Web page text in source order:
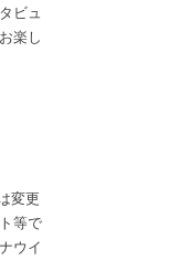
ビュ
楽し
変更
等で
ウイ